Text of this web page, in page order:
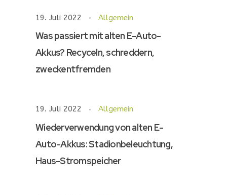
19. Juli 2022 Allgemein
Was passiert mit alten E-Auto-
Akkus? Recyceln, schreddern,
zweckentfremden
19. Juli 2022 Allgemein
Wiederverwendung von alten E-
Auto-Akkus: Stadionbeleuchtung,
Haus-Stromspeicher